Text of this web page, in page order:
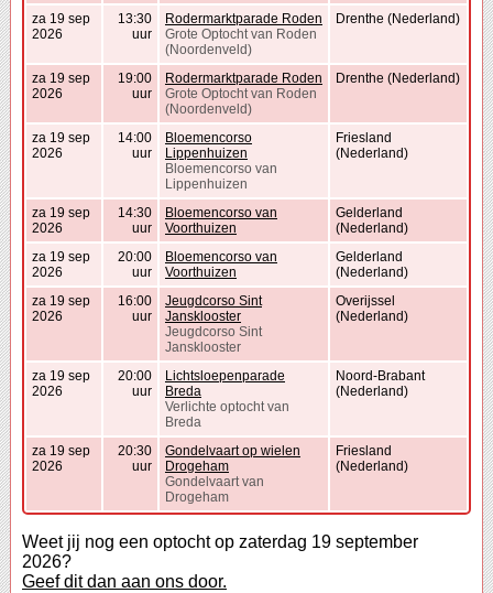
za 19 sep
2026
13:30
uur
Rodermarktparade Roden
Grote Optocht van Roden
(Noordenveld)
Drenthe (Nederland)
za 19 sep
2026
19:00
uur
Rodermarktparade Roden
Grote Optocht van Roden
(Noordenveld)
Drenthe (Nederland)
za 19 sep
2026
14:00
uur
Bloemencorso
Lippenhuizen
Bloemencorso van
Lippenhuizen
Friesland
(Nederland)
za 19 sep
2026
14:30
uur
Bloemencorso van
Voorthuizen
Gelderland
(Nederland)
za 19 sep
2026
20:00
uur
Bloemencorso van
Voorthuizen
Gelderland
(Nederland)
za 19 sep
2026
16:00
uur
Jeugdcorso Sint
Jansklooster
Jeugdcorso Sint
Jansklooster
Overijssel
(Nederland)
za 19 sep
2026
20:00
uur
Lichtsloepenparade
Breda
Verlichte optocht van
Breda
Noord-Brabant
(Nederland)
za 19 sep
2026
20:30
uur
Gondelvaart op wielen
Drogeham
Gondelvaart van
Drogeham
Friesland
(Nederland)
Weet jij nog een optocht op zaterdag 19 september
2026?
Geef dit dan aan ons door.